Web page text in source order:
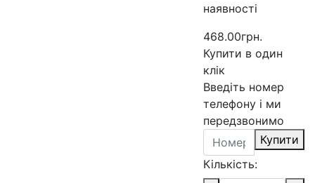
наявності
468.00грн.
Купити в один
клік
Введіть номер
телефону і ми
передзвонимо
Купити
Кількість: